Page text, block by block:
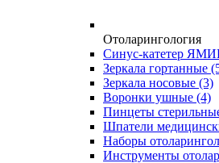
Отоларингология
Синус-катетер
Зеркала гортанные
Зеркала носовые (3)
Воронки ушные (4)
Пинцеты
Шпатели
Наборы
Инструменты